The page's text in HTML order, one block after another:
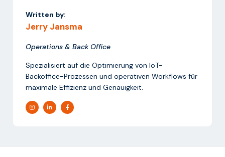
Written by:
Jerry Jansma
Operations & Back Office
Spezialisiert auf die Optimierung von IoT-
Backoffice-Prozessen und operativen Workflows für
maximale Effizienz und Genauigkeit.